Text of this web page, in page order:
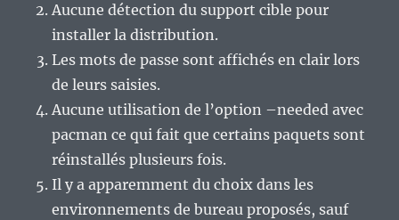
Aucune détection du support cible pour
installer la distribution.
Les mots de passe sont affichés en clair lors
de leurs saisies.
Aucune utilisation de l’option –needed avec
pacman ce qui fait que certains paquets sont
réinstallés plusieurs fois.
Il y a apparemment du choix dans les
environnements de bureau proposés, sauf